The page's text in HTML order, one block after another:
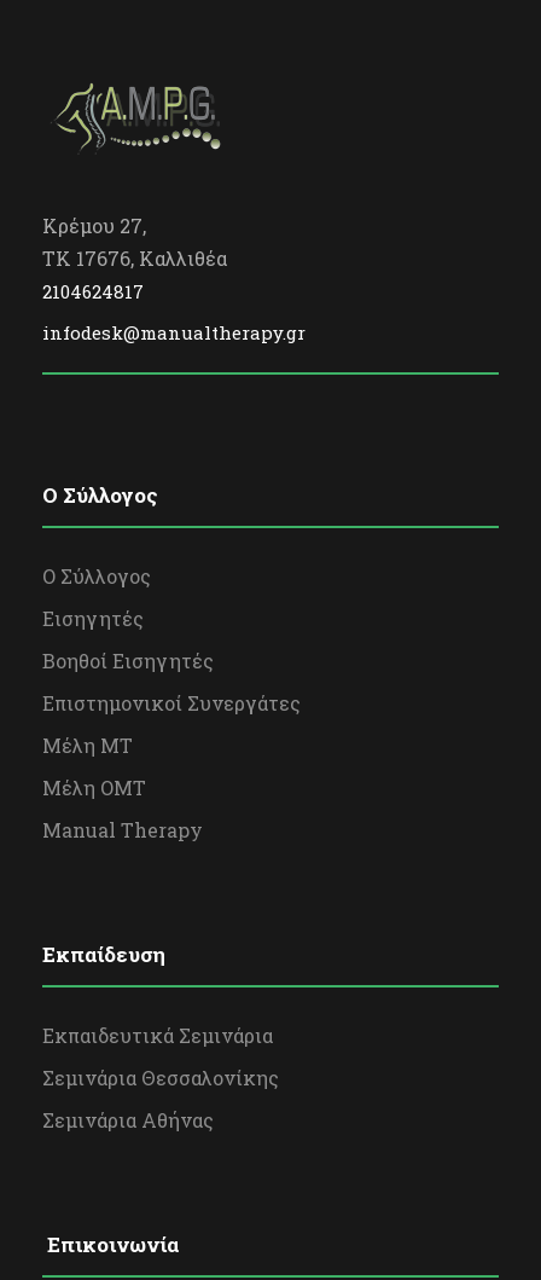
Κρέμου 27,
TK 17676, Καλλιθέα
2104624817
infodesk@manualtherapy.gr
O Σύλλογος
Ο Σύλλογος
Εισηγητές
Βοηθοί Εισηγητές
Επιστημονικοί Συνεργάτες
Μέλη ΜΤ
Μέλη OΜΤ
Manual Therapy
Εκπαίδευση
Εκπαιδευτικά Σεμινάρια
Σεμινάρια Θεσσαλονίκης
Σεμινάρια Αθήνας
Επικοινωνία